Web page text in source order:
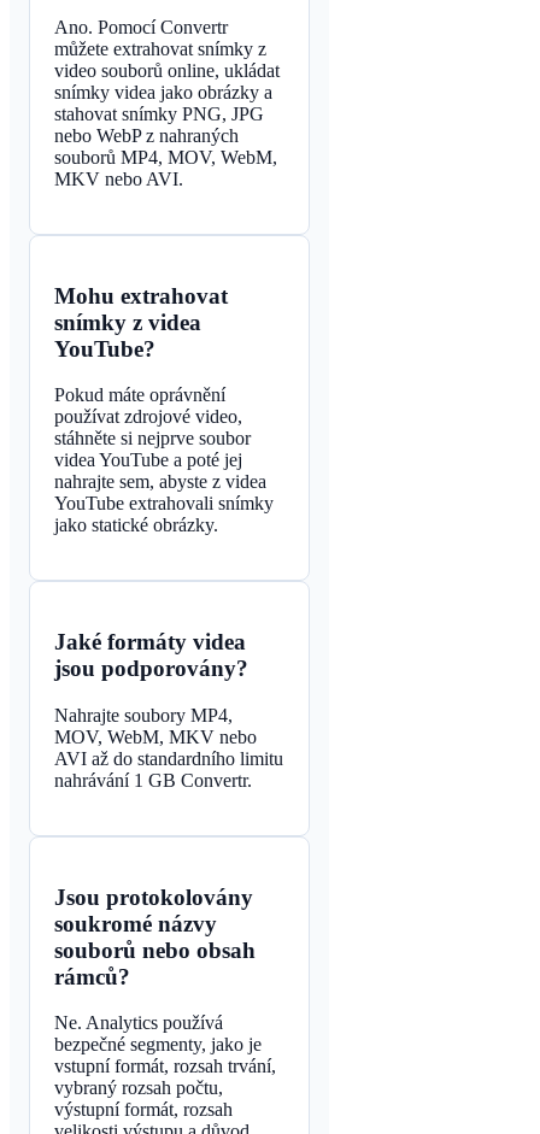
Ano. Pomocí Convertr
můžete extrahovat snímky z
video souborů online, ukládat
snímky videa jako obrázky a
stahovat snímky PNG, JPG
nebo WebP z nahraných
souborů MP4, MOV, WebM,
MKV nebo AVI.
Mohu extrahovat
snímky z videa
YouTube?
Pokud máte oprávnění
používat zdrojové video,
stáhněte si nejprve soubor
videa YouTube a poté jej
nahrajte sem, abyste z videa
YouTube extrahovali snímky
jako statické obrázky.
Jaké formáty videa
jsou podporovány?
Nahrajte soubory MP4,
MOV, WebM, MKV nebo
AVI až do standardního limitu
nahrávání 1 GB Convertr.
Jsou protokolovány
soukromé názvy
souborů nebo obsah
rámců?
Ne. Analytics používá
bezpečné segmenty, jako je
vstupní formát, rozsah trvání,
vybraný rozsah počtu,
výstupní formát, rozsah